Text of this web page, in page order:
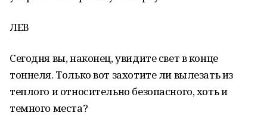
ЛЕВ
Сегодня вы, наконец, увидите свет в конце
тоннеля. Только вот захотите ли вылезать из
теплого и относительно безопасного, хоть и
темного места?